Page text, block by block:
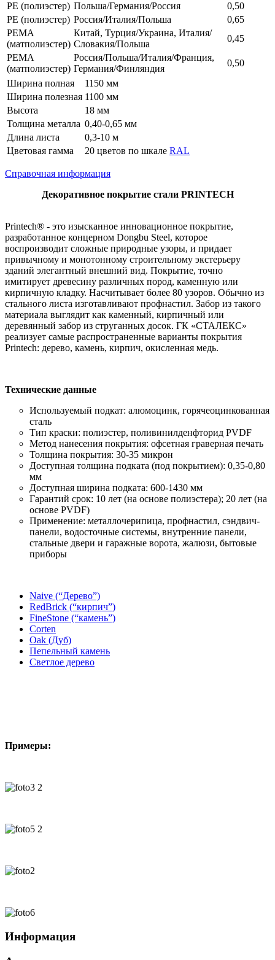
РЕ (полиэстер) Польша/Германия/Россия
0,50
РЕ (полиэстер) Россия/Италия/Польша
0,65
РЕМА
(матполиэстер)
Китай, Турция/Украина, Италия/
Словакия/Польша
0,45
РЕМА
(матполиэстер)
Россия/Польша/Италия/Франция,
Германия/Финляндия
0,50
Ширина полная
1150 мм
Ширина полезная 1100 мм
Высота
18 мм
Толщина металла 0,40-0,65 мм
Длина листа
0,3-10 м
Цветовая гамма
20 цветов по шкале RAL
Справочная информация
Декоративное покрытие стали PRINTECH
Printech® - это изысканное инновационное покрытие,
разработанное концерном Dongbu Steel, которое
воспроизводит сложные природные узоры, и придает
привычному и монотонному строительному экстерьеру
зданий элегантный внешний вид. Покрытие, точно
имитирует древесину различных пород, каменную или
кирпичную кладку. Насчитывает более 80 узоров. Обычно из
стального листа изготавливают профнастил. Забор из такого
материала выглядит как каменный, кирпичный или
деревянный забор из струганных досок. ГК «СТАЛЕКС»
реализует самые распространенные варианты покрытия
Printech: дерево, камень, кирпич, окисленная медь.
Технические данные
Используемый подкат: алюмоцинк, горячеоцинкованная
сталь
Тип краски: полиэстер, поливинилденфторид PVDF
Метод нанесения покрытия: офсетная граверная печать
Толщина покрытия: 30-35 микрон
Доступная толщина подката (под покрытием): 0,35-0,80
мм
Доступная ширина подката: 600-1430 мм
Гарантий срок: 10 лет (на основе полиэстера); 20 лет (на
основе PVDF)
Применение: металлочерипица, профнастил, сэндвич-
панели, водосточные системы, внутренние панели,
стальные двери и гаражные ворота, жалюзи, бытовые
приборы
Naive (“Дерево”)
RedBrick (“кирпич”)
FineStone (“камень”)
Corten
Oak (Дуб)
Пепельный камень
Светлое дерево
Примеры:
Информация